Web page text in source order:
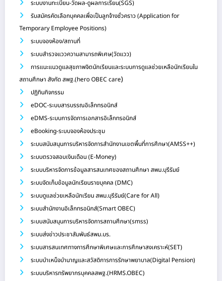
ระบบงานทะเบียน-วัดผล-ดูผลการเรียน(SGS)
รับสมัครคัดเลือกบุคคลเพื่อเป็นลูกจ้างชั่วคราว (Application for
Temporary Employee Positions)
ระบบจองห้อง/สถานที่
ระบบสำรวจแววความสามารถพิเศษ(วัดแวว)
การแนะแนวดูแลสุขภาพจิตนักเรียนและระบบการดูแลช่วยเหลือนักเรียนใน
สถานศึกษา สังกัด สพฐ.(hero OBEC care)
ปฏิทินกิจกรรม
eDOC-ระบบสารบรรณอิเล็กทรอนิกส์
eDMS-ระบบการจัดการเอกสารอิเล็กทรอนิกส์
eBooking-ระบบจองห้องประชุม
ระบบสนับสนุนการบริหารจัดการสำนักงานเขตพื้นที่การศึกษา(AMSS++)
ระบบตรวจสอบเงินเดือน (E-Money)
ระบบบริหารจัดการข้อมูลสารสนเทศของสถานศึกษา สพม.บุรีรัมย์
ระบบจัดเก็บข้อมูลนักเรียนรายบุคคล (DMC)
ระบบดูแลช่วยเหลือนักเรียน สพม.บุรีรัมย์(Care for All)
ระบบสำนักงานอิเล็กทรอนิกส์(Smart OBEC)
ระบบสนับสนุนการบริหารจัดการสถานศึกษา(smss)
ระบบส่งข่าวประชาสัมพันธ์สพม.บร.
ระบบสารสนเทศทางการศึกษาพิเศษและการศึกษาสงเคราะห์(SET)
ระบบบำเหน็จบำนาญและสวัสดิการการรักษาพยาบาล(Digital Pension)
ระบบบริหารทรัพยากรบุคคลสพฐ.(HRMS.OBEC)